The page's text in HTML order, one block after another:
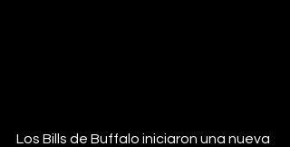
Los Bills de Buffalo iniciaron una nueva